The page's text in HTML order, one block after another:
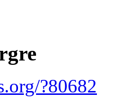
?80682